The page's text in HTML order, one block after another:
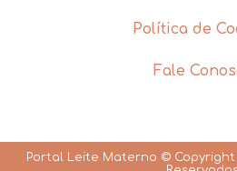
Política de
Fale
Portal Leite Materno © Copyright